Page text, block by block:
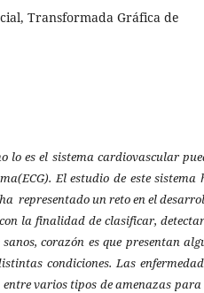
Transformada Gráfica de
lo es el sistema cardiovascular
El estudio de este sistema
representado un reto en el
la finalidad de clasificar,
corazón es que presentan
condiciones. Las
varios tipos de amenazas